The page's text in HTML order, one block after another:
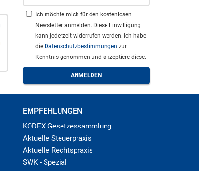
Ich möchte mich für den kostenlosen
Newsletter anmelden. Diese Einwilligung
kann jederzeit widerrufen werden. Ich habe
die Datenschutzbestimmungen zur
Kenntnis genommen und akzeptiere diese.
EMPFEHLUNGEN
KODEX Gesetzessammlung
Aktuelle Steuerpraxis
Aktuelle Rechtspraxis
SWK - Spezial